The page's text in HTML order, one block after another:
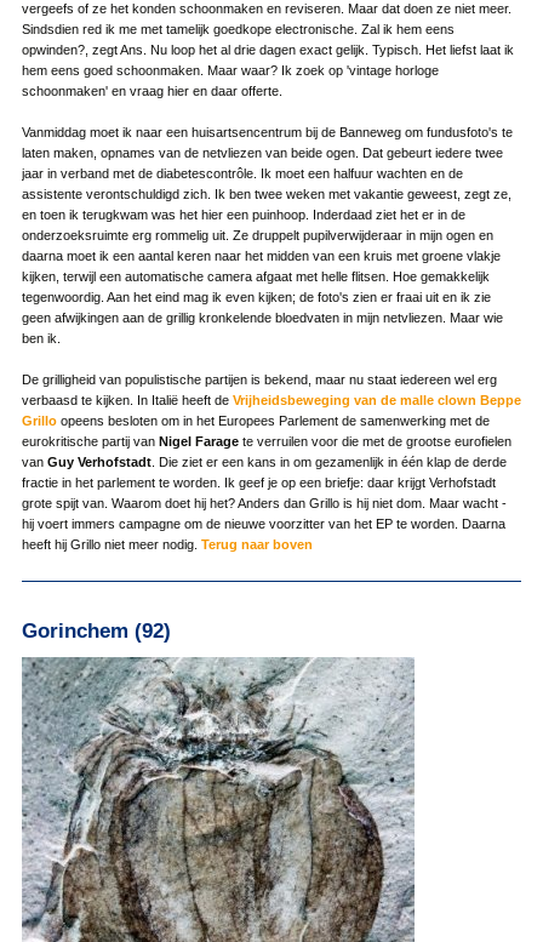
vergeefs of ze het konden schoonmaken en reviseren. Maar dat doen ze niet meer.
Sindsdien red ik me met tamelijk goedkope electronische. Zal ik hem eens
opwinden?, zegt Ans. Nu loop het al drie dagen exact gelijk. Typisch. Het liefst laat ik
hem eens goed schoonmaken. Maar waar? Ik zoek op 'vintage horloge
schoonmaken' en vraag hier en daar offerte.
Vanmiddag moet ik naar een huisartsencentrum bij de Banneweg om fundusfoto's te
laten maken, opnames van de netvliezen van beide ogen. Dat gebeurt iedere twee
jaar in verband met de diabetescontrôle. Ik moet een halfuur wachten en de
assistente verontschuldigd zich. Ik ben twee weken met vakantie geweest, zegt ze,
en toen ik terugkwam was het hier een puinhoop. Inderdaad ziet het er in de
onderzoeksruimte erg rommelig uit. Ze druppelt pupilverwijderaar in mijn ogen en
daarna moet ik een aantal keren naar het midden van een kruis met groene vlakje
kijken, terwijl een automatische camera afgaat met helle flitsen. Hoe gemakkelijk
tegenwoordig. Aan het eind mag ik even kijken; de foto's zien er fraai uit en ik zie
geen afwijkingen aan de grillig kronkelende bloedvaten in mijn netvliezen. Maar wie
ben ik.
De grilligheid van populistische partijen is bekend, maar nu staat iedereen wel erg
verbaasd te kijken. In Italië heeft de Vrijheidsbeweging van de malle clown Beppe
Grillo opeens besloten om in het Europees Parlement de samenwerking met de
eurokritische partij van Nigel Faragete verruilen voor die met de grootse eurofielen
van Guy Verhofstadt. Die ziet er een kans in om gezamenlijk in één klap de derde
fractie in het parlement te worden. Ik geef je op een briefje: daar krijgt Verhofstadt
grote spijt van. Waarom doet hij het? Anders dan Grillo is hij niet dom. Maar wacht -
hij voert immers campagne om de nieuwe voorzitter van het EP te worden. Daarna
heeft hij Grillo niet meer nodig. Terug naar boven
Gorinchem (92)